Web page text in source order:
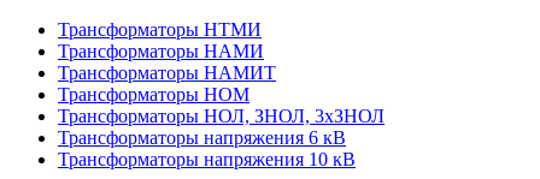
Трансформаторы НТМИ
Трансформаторы НАМИ
Трансформаторы НАМИТ
Трансформаторы НОМ
Трансформаторы НОЛ, ЗНОЛ, 3хЗНОЛ
Трансформаторы напряжения 6 кВ
Трансформаторы напряжения 10 кВ